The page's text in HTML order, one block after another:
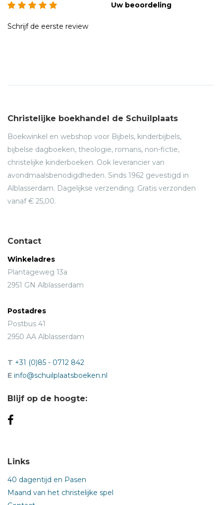
Uw beoordeling
Schrijf de eerste review
Christelijke boekhandel de Schuilplaats
Boekwinkel en webshop voor Bijbels, kinderbijbels,
bijbelse dagboeken, theologie, romans, non-fictie,
christelijke kinderboeken. Ook leverancier van
avondmaalsbenodigdheden. Sinds 1962 gevestigd in
Alblasserdam. Dagelijkse verzending. Gratis verzonden
vanaf € 25,00.
Contact
Winkeladres
Plantageweg 13a
2951 GN Alblasserdam
Postadres
Postbus 41
2950 AA Alblasserdam
T +31 (0)85 - 0712 842
E info@schuilplaatsboeken.nl
Blijf op de hoogte:
Links
40 dagentijd en Pasen
Maand van het christelijke spel